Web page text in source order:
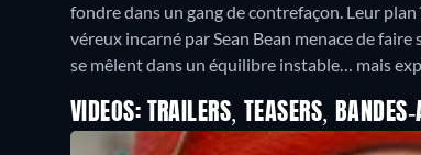
fondre dans un gang de contrefaçon. Leur
véreux incarné par Sean Bean menace de
se mêlent dans un équilibre instable… mais
VIDEOS: TRAILERS, TEASERS, BANDES-